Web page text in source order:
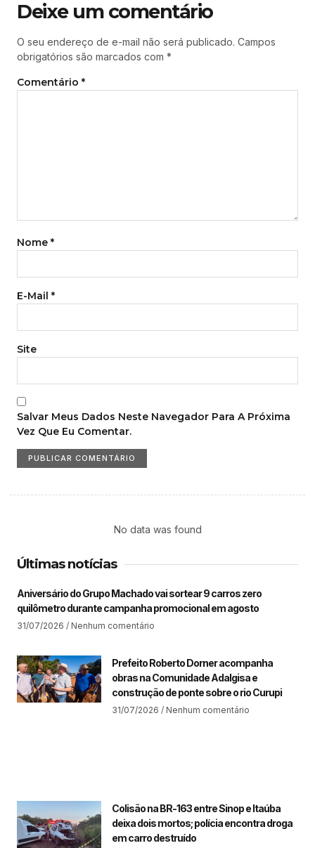
Deixe um comentário
O seu endereço de e-mail não será publicado. Campos
obrigatórios são marcados com *
Comentário *
Nome *
E-Mail *
Site
Salvar Meus Dados Neste Navegador Para A Próxima
Vez Que Eu Comentar.
No data was found
Últimas notícias
Aniversário do Grupo Machado vai sortear 9 carros zero
quilômetro durante campanha promocional em agosto
31/07/2026 Nenhum comentário
Prefeito Roberto Dorner acompanha
obras na Comunidade Adalgisa e
construção de ponte sobre o rio Curupi
31/07/2026 Nenhum comentário
Colisão na BR-163 entre Sinop e Itaúba
deixa dois mortos; polícia encontra droga
em carro destruído